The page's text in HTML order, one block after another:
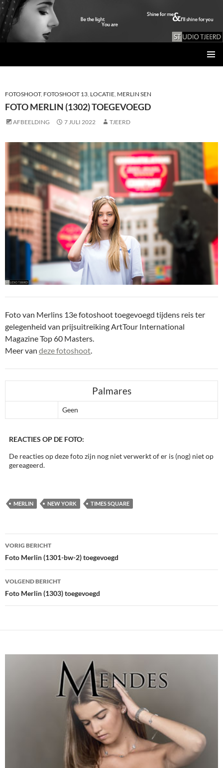
INHOUD
FOTOSHOOT, FOTOSHOOT 13, LOCATIE, MERLIN SEN
FOTO MERLIN (1302) TOEGEVOEGD
AFBEELDING 7 JULI 2022 TJEERD
Foto van Merlins 13e fotoshoot toegevoegd tijdens reis ter
gelegenheid van prijsuitreiking ArtTour International
Magazine Top 60 Masters.
Meer van deze fotoshoot
Palmares
Geen
REACTIES OP DE FOTO:
De reacties op deze foto zijn nog niet verwerkt of er is (nog) niet op
gereageerd.
MERLIN NEW YORK TIMES SQUARE
Bericht
navigatie
VORIG BERICHT
Foto Merlin (1301-bw-2) toegevoegd
VOLGEND BERICHT
Foto Merlin (1303) toegevoegd